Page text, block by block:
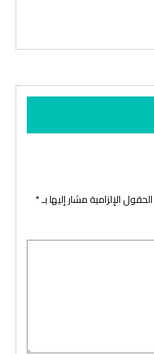
الحقول الإلزامية مشار إليها بـ*